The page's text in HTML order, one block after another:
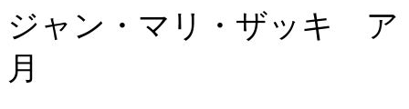
ジャン・マリ・ザッキ
月